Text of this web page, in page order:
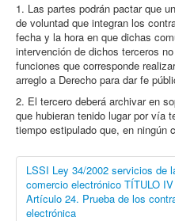
1. Las partes podrán pactar que
de voluntad que integran los
fecha y la hora en que dichas
intervención de dichos terceros
funciones que corresponde
arreglo a Derecho para dar fe
2. El tercero deberá archivar en
que hubieran tenido lugar por vía
tiempo estipulado que, en ningún
LSSI Ley 34/2002 servicios de
comercio electrónico TÍTULO
Artículo 24. Prueba de los
electrónica